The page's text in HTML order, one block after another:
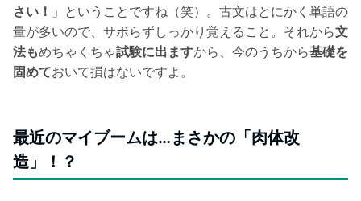
さい！ 」ということですね（笑）。古文はとにかく単語の
量が多いので、サボらずしっかり覚えること。それから文
法もめちゃくちゃ試験に出ますから、今のうちから基礎を
固めておいて損はないですよ。
最近のマイブームは…まさかの「肉体改
造」！？